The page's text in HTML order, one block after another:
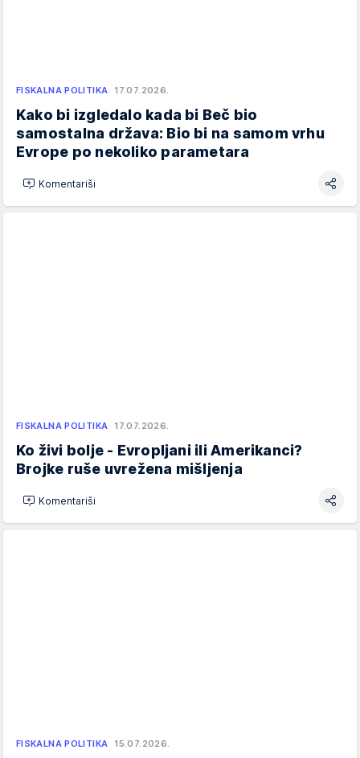
FISKALNA POLITIKA 17.07.2026.
Kako bi izgledalo kada bi Beč bio
samostalna država: Bio bi na samom vrhu
Evrope po nekoliko parametara
Komentariši
FISKALNA POLITIKA 17.07.2026.
Ko živi bolje - Evropljani ili Amerikanci?
Brojke ruše uvrežena mišljenja
Komentariši
FISKALNA POLITIKA 15.07.2026.